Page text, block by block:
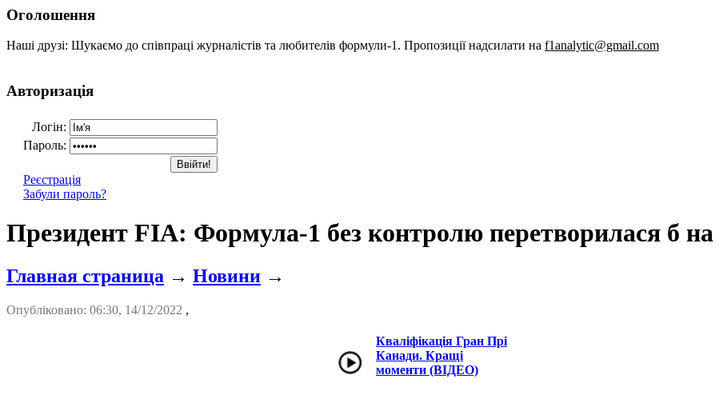
Оголошення
Наші друзі: Шукаємо до співпраці журналістів та любителів формули-1. Пропозиції надсилати на f1analytic@gmail.com
Авторизація
Логін:
Пароль:
Реєстрація
Забули пароль?
Президент FIA: Формула-1 без контролю перетворилася б на
Главная страница → Новини →
Опубліковано: 06:30, 14/12/2022 ,
Кваліфікація Гран Прі
Канади. Кращі
моменти (ВІДЕО)